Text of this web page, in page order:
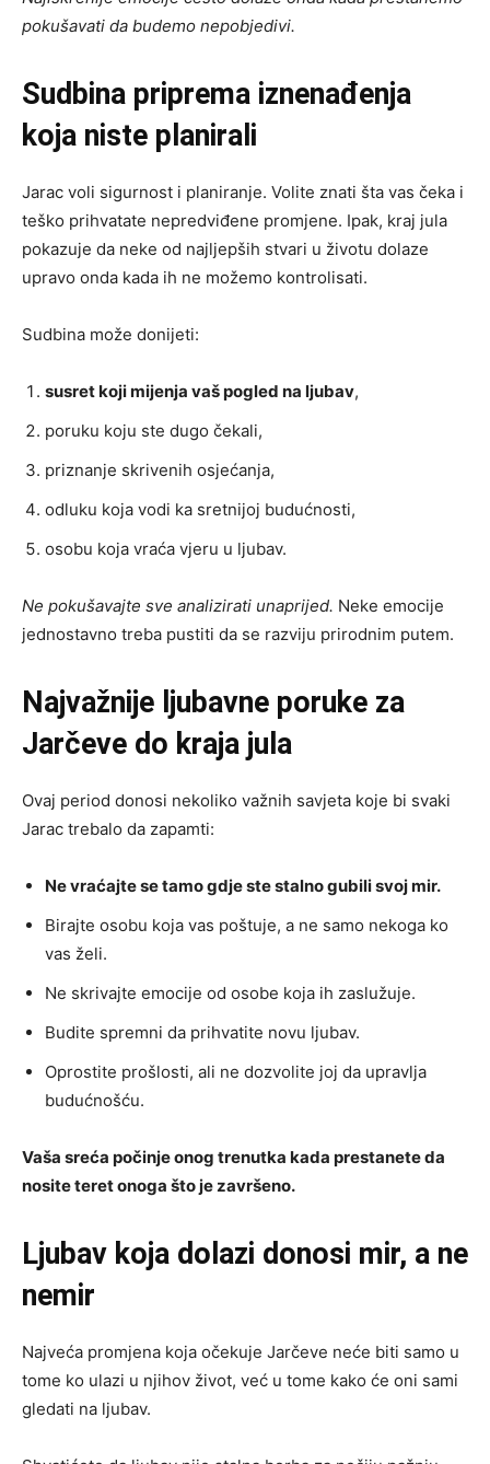
pokušavati da budemo nepobjedivi.
Sudbina priprema iznenađenja
koja niste planirali
Jarac voli sigurnost i planiranje. Volite znati šta vas čeka i
teško prihvatate nepredviđene promjene. Ipak, kraj jula
pokazuje da neke od najljepših stvari u životu dolaze
upravo onda kada ih ne možemo kontrolisati.
Sudbina može donijeti:
susret koji mijenja vaš pogled na ljubav,
poruku koju ste dugo čekali,
priznanje skrivenih osjećanja,
odluku koja vodi ka sretnijoj budućnosti,
osobu koja vraća vjeru u ljubav.
Ne pokušavajte sve analizirati unaprijed. Neke emocije
jednostavno treba pustiti da se razviju prirodnim putem.
Najvažnije ljubavne poruke za
Jarčeve do kraja jula
Ovaj period donosi nekoliko važnih savjeta koje bi svaki
Jarac trebalo da zapamti:
Ne vraćajte se tamo gdje ste stalno gubili svoj mir.
Birajte osobu koja vas poštuje, a ne samo nekoga ko
vas želi.
Ne skrivajte emocije od osobe koja ih zaslužuje.
Budite spremni da prihvatite novu ljubav.
Oprostite prošlosti, ali ne dozvolite joj da upravlja
budućnošću.
Vaša sreća počinje onog trenutka kada prestanete da
nosite teret onoga što je završeno.
Ljubav koja dolazi donosi mir, a ne
nemir
Najveća promjena koja očekuje Jarčeve neće biti samo u
tome ko ulazi u njihov život, već u tome kako će oni sami
gledati na ljubav.